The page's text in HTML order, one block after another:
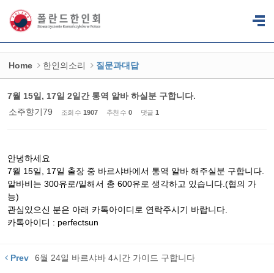
Home 한인의소리 질문과대답
7월 15일, 17일 2일간 통역 알바 하실분 구합니다.
소주향기79
조회 수 1907 추천 수 0 댓글 1
안녕하세요
7월 15일, 17일 출장 중 바르샤바에서 통역 알바 해주실분 구합니다.
알바비는 300유로/일해서 총 600유로 생각하고 있습니다.(협의 가
능)
관심있으신 분은 아래 카톡아이디로 연락주시기 바랍니다.
카톡아이디 : perfectsun
Prev 6월 24일 바르샤바 4시간 가이드 구합니다